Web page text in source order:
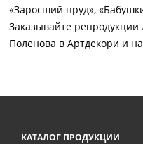
«Заросший пруд»,
Заказывайте
Поленова в Артдекори и
КАТАЛОГ ПРОДУКЦИИ